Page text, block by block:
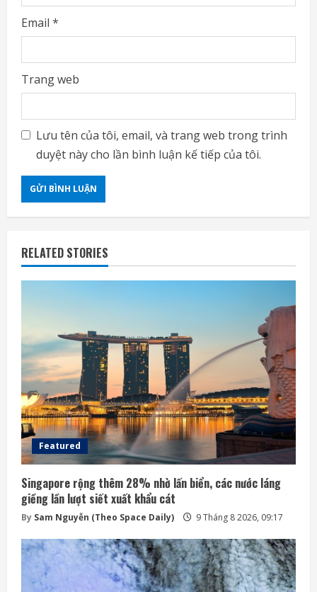
Email *
Trang web
Lưu tên của tôi, email, và trang web trong trình
duyệt này cho lần bình luận kế tiếp của tôi.
RELATED STORIES
Featured
Singapore rộng thêm 28% nhờ lấn biển, các nước láng
giềng lần lượt siết xuất khẩu cát
By Sam Nguyễn (Theo Space Daily) 9 Tháng 8 2026, 09:17